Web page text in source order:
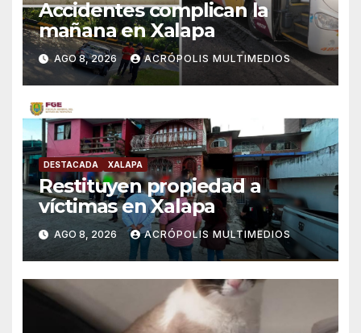
Accidentes complican la
mañana en Xalapa
AGO 8, 2026 ACRÓPOLIS MULTIMEDIOS
DESTACADA XALAPA
Restituyen propiedad a
víctimas en Xalapa
AGO 8, 2026 ACRÓPOLIS MULTIMEDIOS